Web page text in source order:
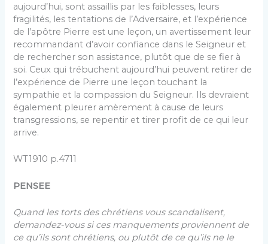
aujourd’hui, sont assaillis par les faiblesses, leurs
fragilités, les tentations de l’Adversaire, et l’expérience
de l’apôtre Pierre est une leçon, un avertissement leur
recommandant d’avoir confiance dans le Seigneur et
de rechercher son assistance, plutôt que de se fier à
soi. Ceux qui trébuchent aujourd’hui peuvent retirer de
l’expérience de Pierre une leçon touchant la
sympathie et la compassion du Seigneur. Ils devraient
également pleurer amèrement à cause de leurs
transgressions, se repentir et tirer profit de ce qui leur
arrive.
WT1910 p.4711
PENSEE
Quand les torts des chrétiens vous scandalisent,
demandez-vous si ces manquements proviennent de
ce qu’ils sont chrétiens, ou plutôt de ce qu’ils ne le